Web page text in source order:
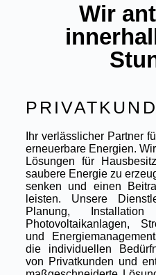
Wir
Ihr verlässlicher Partner
erneuerbare Energien.
Lösungen für
saubere Energie zu
senken und einen
leisten. Unsere
Planung,
Photovoltaikanlagen,
und
die individuellen
von Privatkunden und